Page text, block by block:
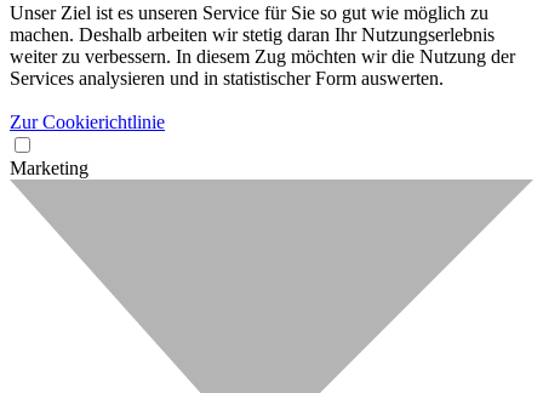
Unser Ziel ist es unseren Service für Sie so gut wie möglich zu
machen. Deshalb arbeiten wir stetig daran Ihr Nutzungserlebnis
weiter zu verbessern. In diesem Zug möchten wir die Nutzung der
Services analysieren und in statistischer Form auswerten.
Zur Cookierichtlinie
Marketing